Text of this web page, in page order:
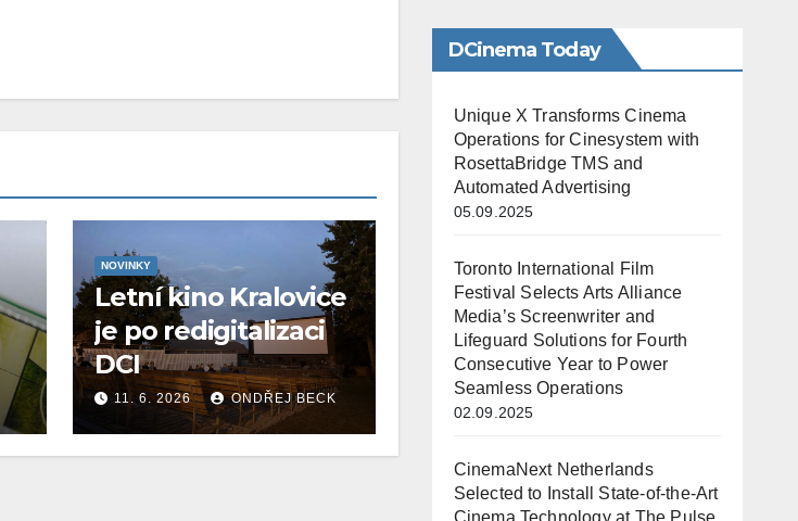
NOVINKY
Letní kino Kralovice
je po redigitalizaci
DCI
11. 6. 2026 ONDŘEJ BECK
DCinema Today
Unique X Transforms Cinema
Operations for Cinesystem with
RosettaBridge TMS and
Automated Advertising
05.09.2025
Toronto International Film
Festival Selects Arts Alliance
Media’s Screenwriter and
Lifeguard Solutions for Fourth
Consecutive Year to Power
Seamless Operations
02.09.2025
CinemaNext Netherlands
Selected to Install State-of-the-Art
Cinema Technology at The Pulse